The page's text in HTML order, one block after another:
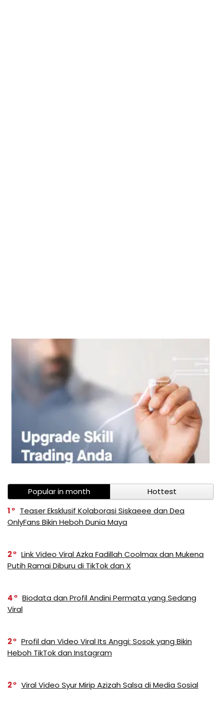
Popular in month
Hottest
1
Teaser Eksklusif Kolaborasi Siskaeee dan Dea
OnlyFans Bikin Heboh Dunia Maya
2
Link Video Viral Azka Fadillah Coolmax dan Mukena
Putih Ramai Diburu di TikTok dan X
4
Biodata dan Profil Andini Permata yang Sedang
Viral
2
Profil dan Video Viral Its Anggi: Sosok yang Bikin
Heboh TikTok dan Instagram
2 Viral Video Syur Mirip Azizah Salsa di Media Sosial